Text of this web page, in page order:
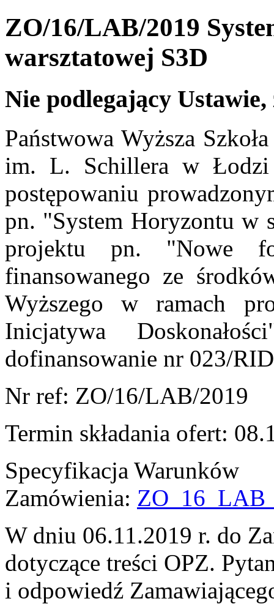
ZO/16/LAB/2019
warsztatowej S3D
Nie podlegający
Państwowa Wyższa
im. L. Schillera w Łodzi
postępowaniu
pn. "System Horyzontu w
projektu pn. "Nowe
finansowanego ze
Wyższego w ramach
Inicjatywa
dofinansowanie nr 023/
Nr ref: ZO/16/LAB/2019
Termin składania ofert:
Specyfikacja Warunków
Zamówienia:
W dniu 06.11.2019 r. do
dotyczące treści OPZ.
i odpowiedź